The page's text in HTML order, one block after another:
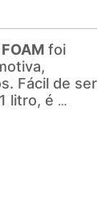
foi
Fácil de ser
litro, é
na
espessa
que o